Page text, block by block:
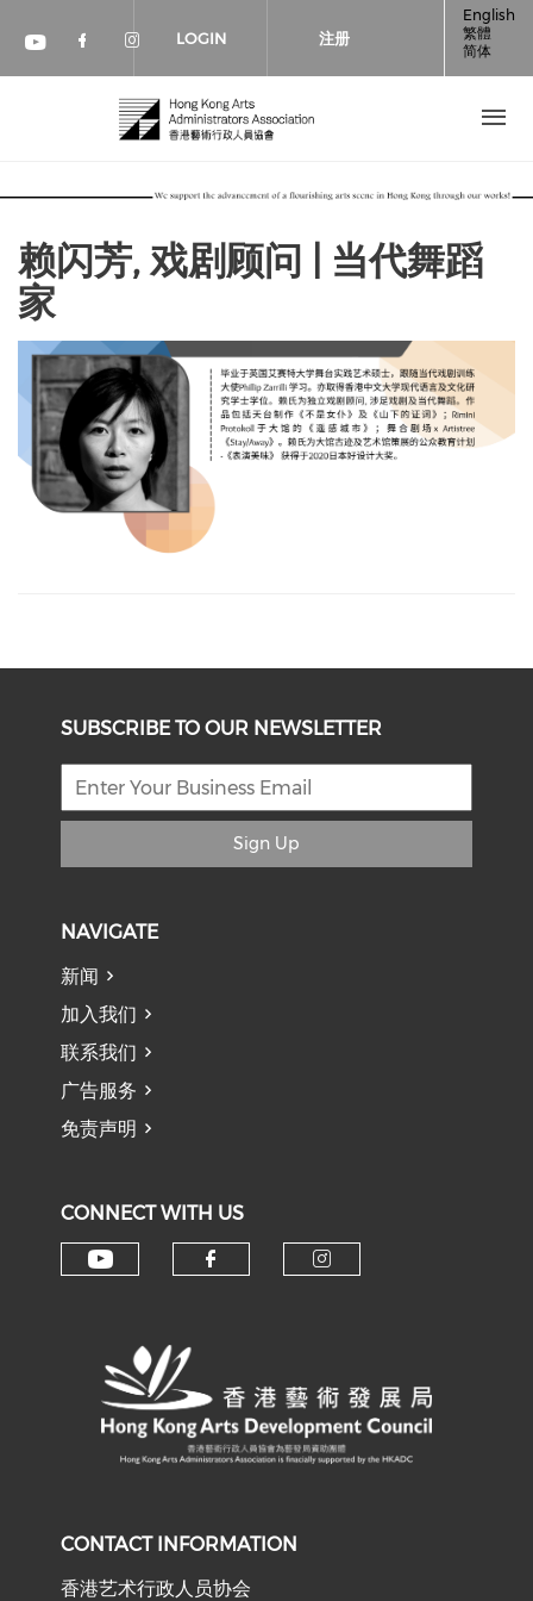
Check our social media on youtube
Check our social media on
Check our social media on
LOGIN 注册
English
繁體
简体
赖闪芳, 戏剧顾问 | 当代舞蹈
家
SUBSCRIBE TO OUR NEWSLETTER
Sign Up
NAVIGATE
新闻
加入我们
联系我们
广告服务
免责声明
CONNECT WITH US
CONTACT INFORMATION
香港艺术行政人员协会